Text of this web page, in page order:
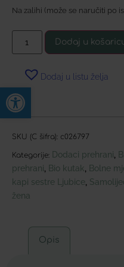
Open toolbar
Na zalihi (može se naručiti po
Dodaj u
Dodaj u listu želja
SKU (C šifra): c026797
Kategorije: Dodaci prehrani,
prehrani, Bio kutak, Bolne
kapi sestre Ljubice,
žena
Opis